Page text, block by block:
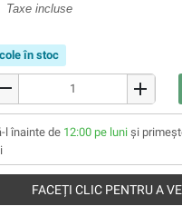
Taxe incluse
în stoc
remove add
l înainte de 12:00 pe luni și
FACEȚI CLIC PENTRU A